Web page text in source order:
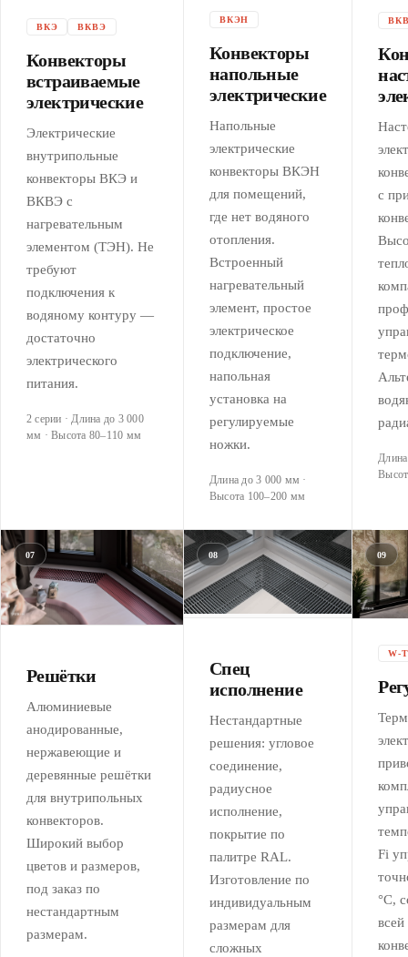
ВКЭ ВКВЭ
Конвекторы
встраиваемые
электрические
Электрические
внутрипольные
конвекторы ВКЭ и
ВКВЭ с
нагревательным
элементом (ТЭН). Не
требуют
подключения к
водяному контуру —
достаточно
электрического
питания.
2 серии · Длина до 3 000
мм · Высота 80–110 мм
ВКЭН
Конвекторы
напольные
электрические
Напольные
электрические
конвекторы ВКЭН
для помещений,
где нет водяного
отопления.
Встроенный
нагревательный
элемент, простое
электрическое
подключение,
напольная
установка на
регулируемые
ножки.
Длина до 3 000 мм ·
Высота 100–200 мм
с
07
Решётки
Алюминиевые
анодированные,
нержавеющие и
деревянные решётки
для внутрипольных
конвекторов.
Широкий выбор
цветов и размеров,
под заказ по
нестандартным
размерам.
08
Спец
исполнение
Нестандартные
решения: угловое
соединение,
радиусное
исполнение,
покрытие по
палитре RAL.
Изготовление по
индивидуальным
размерам для
сложных
09
W-
Fi
°C,
всей